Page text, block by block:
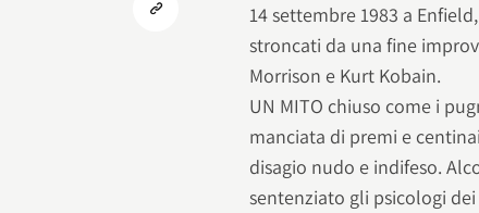
14 settembre 1983 a
stroncati da una fine
Morrison e Kurt Kobain.
UN MITO chiuso come i
manciata di premi e
disagio nudo e indifeso.
sentenziato gli psicologi